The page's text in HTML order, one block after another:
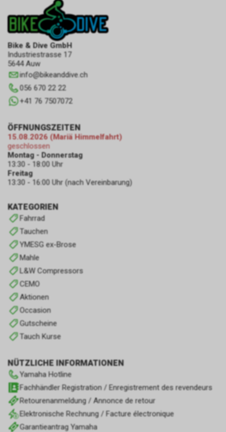
Bike & Dive GmbH
Industriestrasse 17
5644 Auw
info@bikeanddive.ch
056 670 22 22
+41 76 7507072
KATEGORIEN
Fahrrad
Tauchen
YMESG ex-Brose
Mahle
L&W Compressors
CEMO
Aktionen
Occasion
Gutscheine
Tauch Kurse
NÜTZLICHE INFORMATIONEN
Yamaha Hotline
Fachhändler Registration / Enregistrement des revendeurs
Retourenanmeldung / Annonce de retour
Elektronische Rechnung / Facture électronique
Garantieantrag Yamaha
ÖFFNUNGSZEITEN
15.08.2026 (Mariä Himmelfahrt)
geschlossen
Montag - Donnerstag
13:30 - 18:00 Uhr
Freitag
13:30 - 16:00 Uhr (nach Vereinbarung)